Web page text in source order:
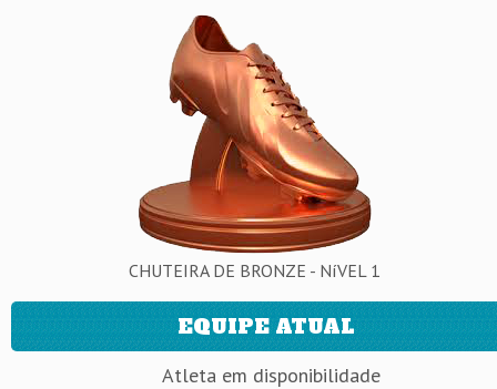
CHUTEIRA DE BRONZE - NíVEL 1
EQUIPE ATUAL
Atleta em disponibilidade